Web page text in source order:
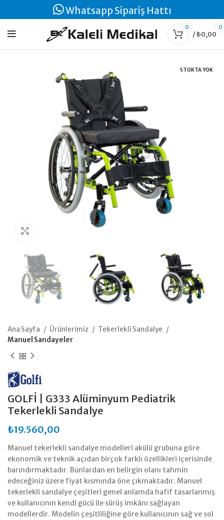
Whatsapp Sipariş Hattı
0 0
/₺0,00
STOKTA YOK
Ana Sayfa Ürünlerimiz
Tekerlekli Sandalye
Manuel Sandayeler
GOLFİ | G333 Alüminyum Pediatrik
Tekerlekli Sandalye
₺19.560,00
Manuel tekerlekli sandalye modelleri akülü grubuna göre
ekonomik ve teknik açıdan birçok farklı özellikleri içerisinde
barındırmaktadır. Bunlardan en belirgin olanı tahmin
edeceğiniz üzere fiyat kısmında öne çıkmaktadır. Manuel
tekerlekli sandalye çeşitleri genel anlamda hafif tasarlanmış
ve kullanıcının kendi gücü ile sürüş imkânı sağlayan
modellerdir. Modelin çeşitliliğine göre kullanıcının sağ ve sol